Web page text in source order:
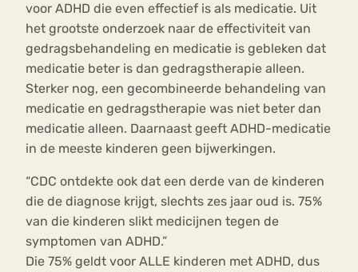
voor ADHD die even effectief is als medicatie. Uit
het grootste onderzoek naar de effectiviteit van
gedragsbehandeling en medicatie is gebleken dat
medicatie beter is dan gedragstherapie alleen.
Sterker nog, een gecombineerde behandeling van
medicatie en gedragstherapie was niet beter dan
medicatie alleen. Daarnaast geeft ADHD-medicatie
in de meeste kinderen geen bijwerkingen.
“CDC ontdekte ook dat een derde van de kinderen
die de diagnose krijgt, slechts zes jaar oud is. 75%
van die kinderen slikt medicijnen tegen de
symptomen van ADHD.”
Die 75% geldt voor ALLE kinderen met ADHD, dus